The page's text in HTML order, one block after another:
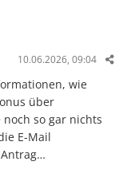
10.06.2026, 09:04
wie
über
so gar nichts
E-Mail